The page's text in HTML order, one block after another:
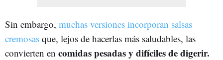
Sin embargo, muchas versiones incorporan salsas
cremosas que, lejos de hacerlas más saludables, las
convierten en comidas pesadas y difíciles de digerir.